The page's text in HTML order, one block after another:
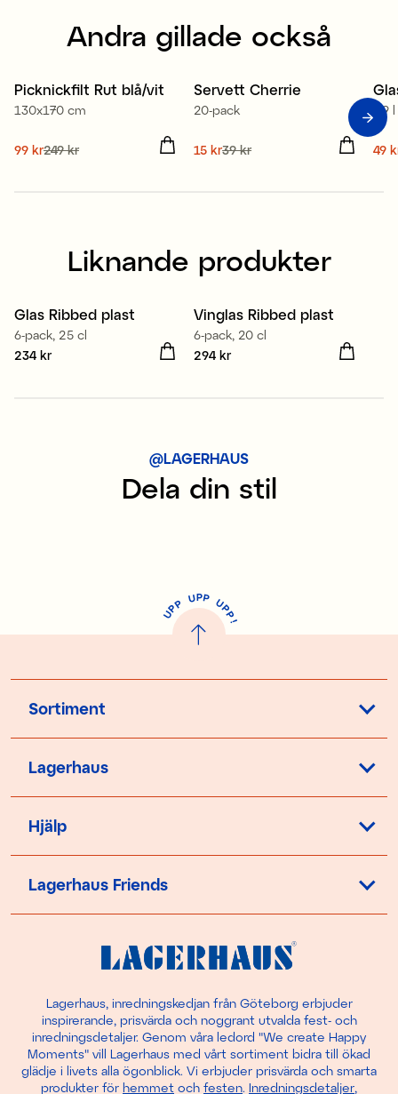
Andra gillade också
Sale
Picknickfilt Rut blå/vit
130x170 cm
Nuvarande pris
99 kr249 kr
Sale
Servett Cherrie
20-pack
Nuvarande pris
15 kr39 kr
0,9 l
49
Liknande produkter
Glas Ribbed plast
6-pack, 25 cl
Pris :234 kr
234 kr
Vinglas Ribbed plast
6-pack, 20 cl
Pris :294 kr
294 kr
@LAGERHAUS
Dela din stil
U
P
P UPP UP
P
!
Sortiment
Lagerhaus
Hjälp
Lagerhaus Friends
Lagerhaus, inredningskedjan från Göteborg erbjuder
inspirerande, prisvärda och noggrant utvalda fest- och
inredningsdetaljer. Genom våra ledord "We create Happy
Moments" vill Lagerhaus med vårt sortiment bidra till ökad
glädje i livets alla ögonblick. Vi erbjuder prisvärda och smarta
produkter för hemmet och festen. Inredningsdetaljer,